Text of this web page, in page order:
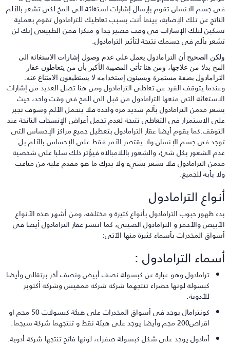
جسم الانسان تقوم بإرسال إشارات استغاثة الى المخ لكى تشعر بالألم
عن تلك الإصابة، بينما أنت بسبب تعاطيك للترامادول تقوم بعملية
لتلك الإشارات فى وقت قصير جدا و مبكرا فمن الطبيعى إنك لن
بألم فى جسمك نتيجة لتأثير الترامادول.
الصحيح أن الترامادول يعمل على عدم وصول إشارات الاستغاثة الى
بدلا من علاجها، ومن هنا تأتي المصيبة الأكبر بأن من يتعاطون عقار
بصفة مستمرة ويسيئون إستخدامه لا يستطيعون الامتناع عنه.
يتوقف الفرد عن تعاطى الترامادول ومن هنا تصل العديد من إشارات
التى منعها الترامادول من قبل الى المخ فى وقت واحد، حيث
مدمن الترامادول بألم شديد مرة واحدة فلا يتحمل الألم وسوف تجبر
الاستمرار فى التعاطى نتيجة لعدم تحمل أعراض الإنسحاب الناتجة عند
يقوم أيضا عقار الترامادول بتعطيل جميع مراكز الإحساس التى
فى جسم الإنسان ولا يقتصر الأمر فقط على الإحساس بالألم بل
الشعور بكل شئ، والشعور باللامبالاة فيؤثر ذلك سلبا على شخصية
الترامادول فلا يشعر بشيء ولا يدرك ما هو مقدم عليه من متاعب
يأبه للجميع.
الترامادول
ظهور حبوب الترامادول بأنواع كثيرة و مختلفه، ومن أشهر هذه الأنواع
والأحمر و الترامادول الصينى، كما انتشر عقار الترامادول أيضا فى
المخدرات بأسماء كثيرة منها الآتى:
الترامادول :
ترامادول وهو عبارة عن كبسولة نصف أبيض ونصف أخر برتقالى وأيضا
كبسولة لونها خضراء تنتجهما شركة شركة ممفيس وشركة أكتوبر
للأدوية.
كونترامال يوجد فى أسواق المخدرات على هيئة كبسولات 50 مجم او
اقراص200 مجم وأيضا يوجد على هيئة نقط و تنتجهما شركة سيجما.
أمادول يوجد على شكل كبسولة صفراء، لونها فاتح تنتجها شركة أدوية.